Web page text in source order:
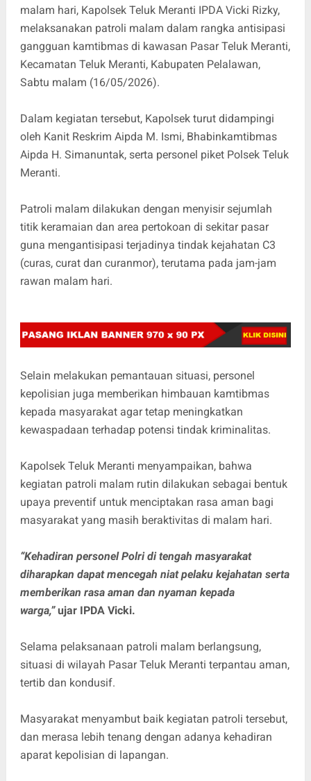
malam hari, Kapolsek Teluk Meranti IPDA Vicki Rizky,
melaksanakan patroli malam dalam rangka antisipasi
gangguan kamtibmas di kawasan Pasar Teluk Meranti,
Kecamatan Teluk Meranti, Kabupaten Pelalawan,
Sabtu malam (16/05/2026).
Dalam kegiatan tersebut, Kapolsek turut didampingi
oleh Kanit Reskrim Aipda M. Ismi, Bhabinkamtibmas
Aipda H. Simanuntak, serta personel piket Polsek Teluk
Meranti.
Patroli malam dilakukan dengan menyisir sejumlah
titik keramaian dan area pertokoan di sekitar pasar
guna mengantisipasi terjadinya tindak kejahatan C3
(curas, curat dan curanmor), terutama pada jam-jam
rawan malam hari.
Selain melakukan pemantauan situasi, personel
kepolisian juga memberikan himbauan kamtibmas
kepada masyarakat agar tetap meningkatkan
kewaspadaan terhadap potensi tindak kriminalitas.
Kapolsek Teluk Meranti menyampaikan, bahwa
kegiatan patroli malam rutin dilakukan sebagai bentuk
upaya preventif untuk menciptakan rasa aman bagi
masyarakat yang masih beraktivitas di malam hari.
“Kehadiran personel Polri di tengah masyarakat
diharapkan dapat mencegah niat pelaku kejahatan serta
memberikan rasa aman dan nyaman kepada
warga,” ujar IPDA Vicki.
Selama pelaksanaan patroli malam berlangsung,
situasi di wilayah Pasar Teluk Meranti terpantau aman,
tertib dan kondusif.
Masyarakat menyambut baik kegiatan patroli tersebut,
dan merasa lebih tenang dengan adanya kehadiran
aparat kepolisian di lapangan.